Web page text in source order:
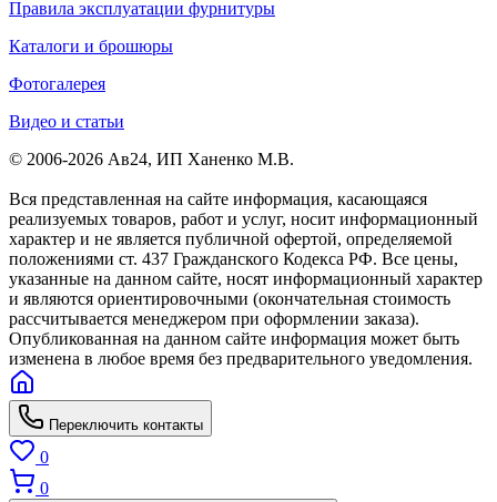
Правила эксплуатации фурнитуры
Каталоги и брошюры
Фотогалерея
Видео и статьи
© 2006-2026 Ав24, ИП Ханенко М.В.
Вся представленная на сайте информация, касающаяся
реализуемых товаров, работ и услуг, носит информационный
характер и не является публичной офертой, определяемой
положениями ст. 437 Гражданского Кодекса РФ. Все цены,
указанные на данном сайте, носят информационный характер
и являются ориентировочными (окончательная стоимость
рассчитывается менеджером при оформлении заказа).
Опубликованная на данном сайте информация может быть
изменена в любое время без предварительного уведомления.
Переключить контакты
0
0